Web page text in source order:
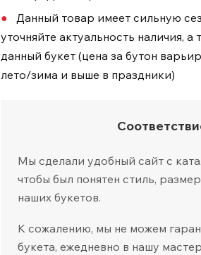
Данный товар имеет сильную
уточняйте актуальность наличия,
данный букет (цена за бутон
лето/зима и выше в праздники)
Мы сделали удобный сайт с
чтобы был понятен стиль,
наших букетов.
К сожалению, мы не можем
букета, ежедневно в нашу